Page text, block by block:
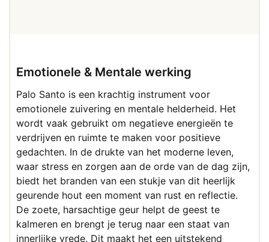
Emotionele & Mentale werking
Palo Santo is een krachtig instrument voor
emotionele zuivering en mentale helderheid. Het
wordt vaak gebruikt om negatieve energieën te
verdrijven en ruimte te maken voor positieve
gedachten. In de drukte van het moderne leven,
waar stress en zorgen aan de orde van de dag zijn,
biedt het branden van een stukje van dit heerlijk
geurende hout een moment van rust en reflectie.
De zoete, harsachtige geur helpt de geest te
kalmeren en brengt je terug naar een staat van
innerlijke vrede. Dit maakt het een uitstekend